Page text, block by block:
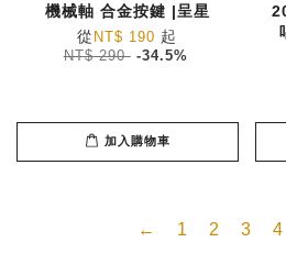
機械軸 合金按鍵 |呈星
從 NT$ 190 起
NT$ 290 -34.5%
加入購物車
← 1 2 3 4